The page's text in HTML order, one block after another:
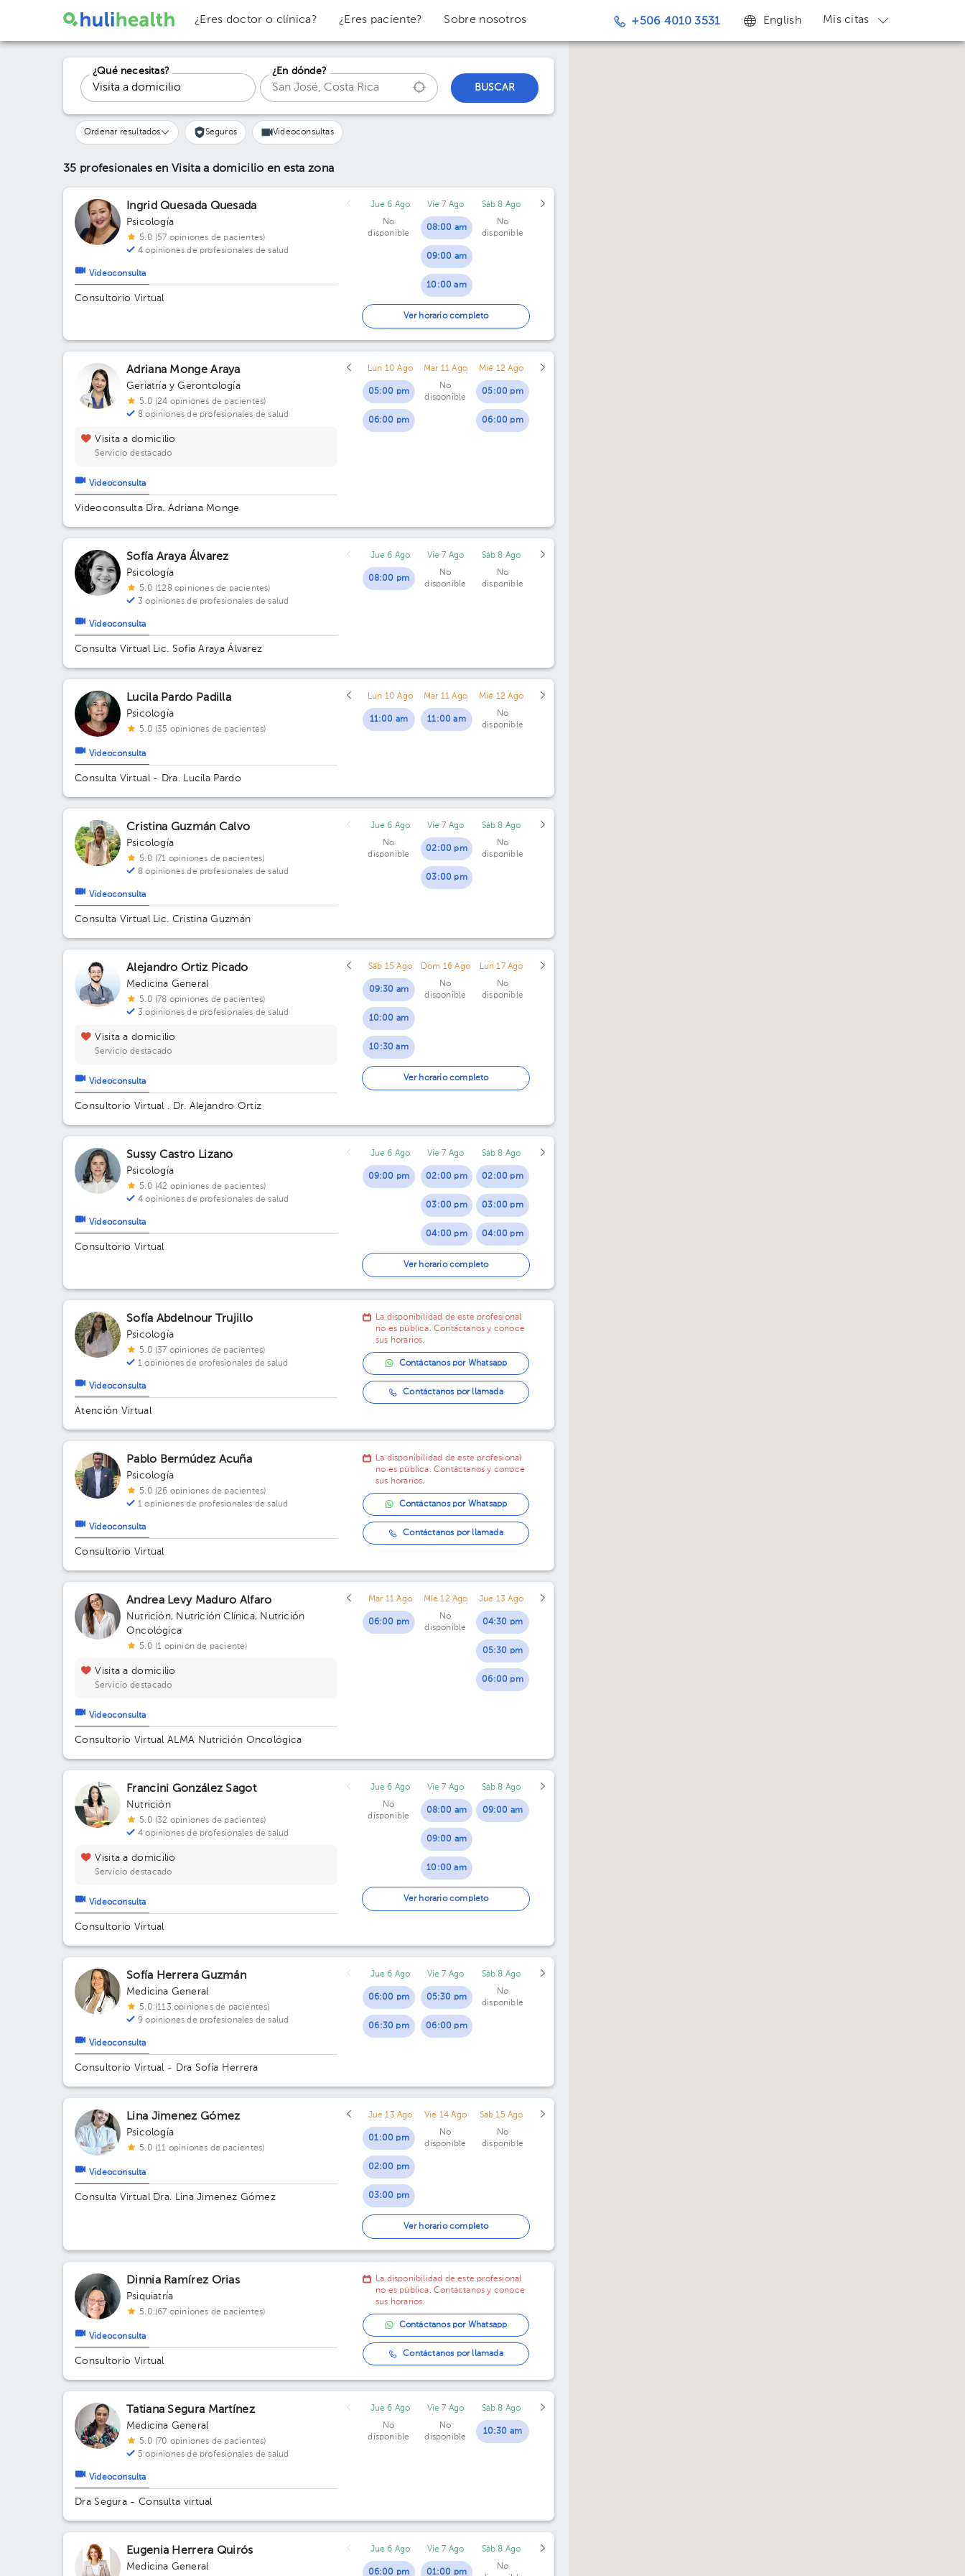
¿Eres doctor o clínica? ¿Eres paciente? Sobre nosotros +506 4010 3531 English Mis citas
¿Qué necesitas?
¿En dónde?
BUSCAR
Ordenar resultados Seguros Videoconsultas
35 profesionales en Visita a domicilio en esta zona
Ingrid Quesada Quesada
Psicología
5.0 (57 opiniones de pacientes)
4 opiniones de profesionales de salud
Videoconsulta
Consultorio Virtual
Jue 6 Ago
No
disponible
Vie 7 Ago
08:00 am
09:00 am
10:00 am
01:00 pm
06:00 pm
Sáb 8 Ago
No
disponible
Ver horario completo
Adriana Monge Araya
Geriatría y Gerontología
5.0 (24 opiniones de pacientes)
8 opiniones de profesionales de salud
Visita a domicilio
Servicio destacado
Videoconsulta
Videoconsulta Dra. Adriana Monge
Lun 10 Ago
05:00 pm
06:00 pm
Mar 11 Ago
No
disponible
Mié 12 Ago
05:00 pm
06:00 pm
Sofía Araya Álvarez
Psicología
5.0 (128 opiniones de pacientes)
3 opiniones de profesionales de salud
Videoconsulta
Consulta Virtual Lic. Sofía Araya Álvarez
Jue 6 Ago
08:00 pm
Vie 7 Ago
No
disponible
Sáb 8 Ago
No
disponible
Lucila Pardo Padilla
Psicología
5.0 (35 opiniones de pacientes)
Videoconsulta
Consulta Virtual - Dra. Lucila Pardo
Lun 10 Ago
11:00 am
Mar 11 Ago
11:00 am
Mié 12 Ago
No
disponible
Cristina Guzmán Calvo
Psicología
5.0 (71 opiniones de pacientes)
8 opiniones de profesionales de salud
Videoconsulta
Consulta Virtual Lic. Cristina Guzmán
Jue 6 Ago
No
disponible
Vie 7 Ago
02:00 pm
03:00 pm
Sáb 8 Ago
No
disponible
Alejandro Ortiz Picado
Medicina General
5.0 (78 opiniones de pacientes)
3 opiniones de profesionales de salud
Visita a domicilio
Servicio destacado
Videoconsulta
Consultorio Virtual . Dr. Alejandro Ortiz
Sáb 15 Ago
09:30 am
10:00 am
10:30 am
11:00 am
Dom 16 Ago
No
disponible
Lun 17 Ago
No
disponible
Ver horario completo
Sussy Castro Lizano
Psicología
5.0 (42 opiniones de pacientes)
4 opiniones de profesionales de salud
Videoconsulta
Consultorio Virtual
Jue 6 Ago
09:00 pm
Vie 7 Ago
02:00 pm
03:00 pm
04:00 pm
09:00 pm
Sáb 8 Ago
02:00 pm
03:00 pm
04:00 pm
Ver horario completo
Sofía Abdelnour Trujillo
Psicología
5.0 (37 opiniones de pacientes)
1 opiniones de profesionales de salud
Videoconsulta
Atención Virtual
La disponibilidad de este profesional
no es pública. Contáctanos y conoce
sus horarios.
Contáctanos por Whatsapp
Contáctanos por llamada
Pablo Bermúdez Acuña
Psicología
5.0 (26 opiniones de pacientes)
1 opiniones de profesionales de salud
Videoconsulta
Consultorio Virtual
La disponibilidad de este profesional
no es pública. Contáctanos y conoce
sus horarios.
Contáctanos por Whatsapp
Contáctanos por llamada
Andrea Levy Maduro Alfaro
Nutrición, Nutrición Clínica, Nutrición
Oncológica
5.0 (1 opinión de paciente)
Visita a domicilio
Servicio destacado
Videoconsulta
Consultorio Virtual ALMA Nutrición Oncológica
Mar 11 Ago
06:00 pm
Mié 12 Ago
No
disponible
Jue 13 Ago
04:30 pm
05:30 pm
06:00 pm
Francini González Sagot
Nutrición
5.0 (32 opiniones de pacientes)
4 opiniones de profesionales de salud
Visita a domicilio
Servicio destacado
Videoconsulta
Consultorio Virtual
Jue 6 Ago
No
disponible
Vie 7 Ago
08:00 am
09:00 am
10:00 am
01:00 pm
Sáb 8 Ago
09:00 am
Ver horario completo
Sofía Herrera Guzmán
Medicina General
5.0 (113 opiniones de pacientes)
9 opiniones de profesionales de salud
Videoconsulta
Consultorio Virtual - Dra Sofía Herrera
Jue 6 Ago
06:00 pm
06:30 pm
Vie 7 Ago
05:30 pm
06:00 pm
Sáb 8 Ago
No
disponible
Lina Jimenez Gómez
Psicología
5.0 (11 opiniones de pacientes)
Videoconsulta
Consulta Virtual Dra. Lina Jimenez Gómez
Jue 13 Ago
01:00 pm
02:00 pm
03:00 pm
04:00 pm
05:00 pm
Vie 14 Ago
No
disponible
Sáb 15 Ago
No
disponible
Ver horario completo
Dinnia Ramírez Orias
Psiquiatría
5.0 (67 opiniones de pacientes)
Videoconsulta
Consultorio Virtual
La disponibilidad de este profesional
no es pública. Contáctanos y conoce
sus horarios.
Contáctanos por Whatsapp
Contáctanos por llamada
Tatiana Segura Martínez
Medicina General
5.0 (70 opiniones de pacientes)
5 opiniones de profesionales de salud
Videoconsulta
Dra Segura - Consulta virtual
Jue 6 Ago
No
disponible
Vie 7 Ago
No
disponible
Sáb 8 Ago
10:30 am
Eugenia Herrera Quirós
Medicina General
Jue 6 Ago
06:00 pm
Vie 7 Ago
01:00 pm
Sáb 8 Ago
No